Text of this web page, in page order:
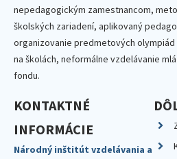
nepedagogickým zamestnancom,
školských zariadení, aplikovaný
organizovanie predmetových
na školách, neformálne vzdelávanie
fondu.
KONTAKTNÉ
INFORMÁCIE
Národný inštitút vzdelávania a